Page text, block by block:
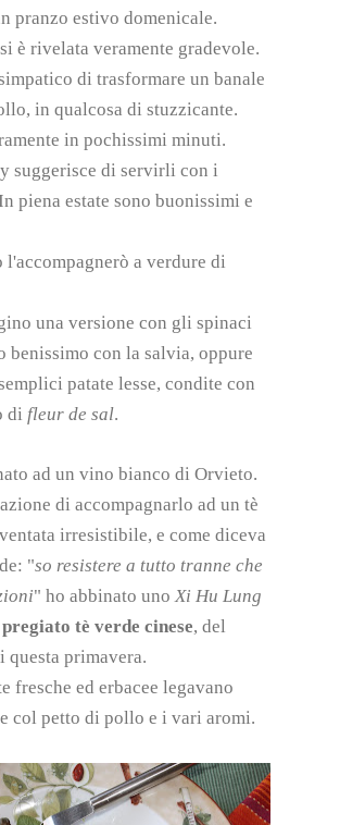
pranzo estivo domenicale.
è rivelata veramente gradevole.
di trasformare un banale
in qualcosa di stuzzicante.
in pochissimi minuti.
suggerisce di servirli con i
piena estate sono buonissimi e
a verdure di
una versione con gli spinaci
benissimo con la salvia, oppure
patate lesse, condite con
di fleur de sal.
ad un vino bianco di Orvieto.
di accompagnarlo ad un tè
irresistibile, e come diceva
"so resistere a tutto tranne che
" ho abbinato unoXi Hu Lung
pregiato tè verde cinese, del
questa primavera.
fresche ed erbacee legavano
col petto di pollo e i vari aromi.